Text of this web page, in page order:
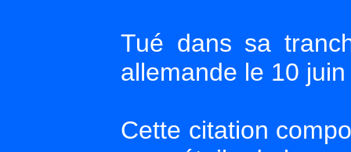
Tué dans sa
allemande le 10
Cette citation